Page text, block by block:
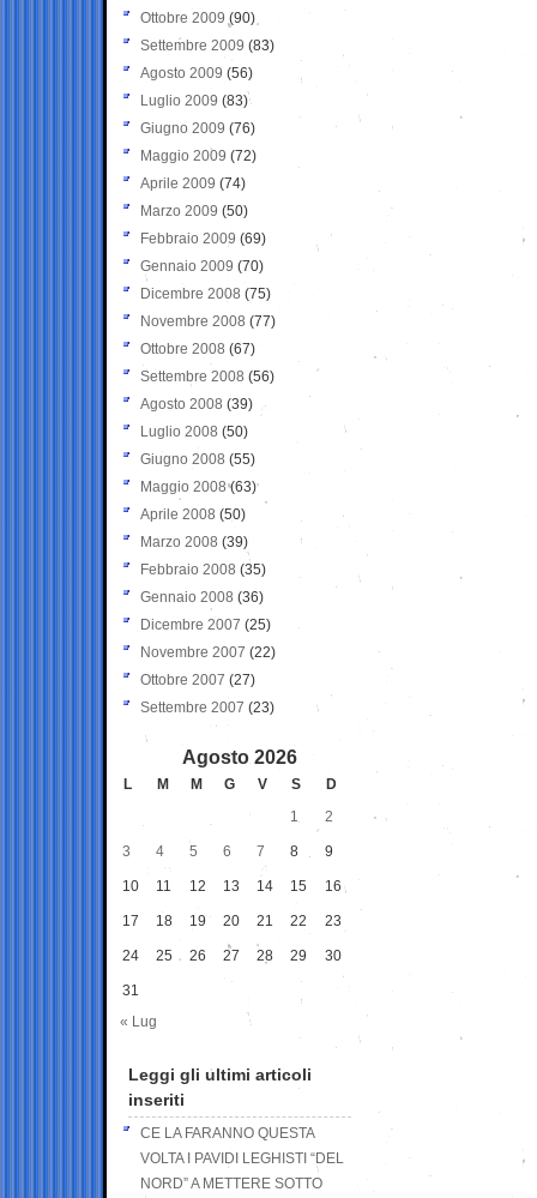
Ottobre 2009 (90)
Settembre 2009 (83)
Agosto 2009 (56)
Luglio 2009 (83)
Giugno 2009 (76)
Maggio 2009 (72)
Aprile 2009 (74)
Marzo 2009 (50)
Febbraio 2009 (69)
Gennaio 2009 (70)
Dicembre 2008 (75)
Novembre 2008 (77)
Ottobre 2008 (67)
Settembre 2008 (56)
Agosto 2008 (39)
Luglio 2008 (50)
Giugno 2008 (55)
Maggio 2008(63)
Aprile 2008 (50)
Marzo 2008 (39)
Febbraio 2008 (35)
Gennaio 2008 (36)
Dicembre 2007 (25)
Novembre 2007 (22)
Ottobre 2007 (27)
Settembre 2007 (23)
Agosto 2026
L M M G V S
D
1
2
3 4 5 6 7 8 9
10 11 12 13 14 15 16
17 18 19 20 21 22 23
24 25 26 27 28 29 30
31
« Lug
Leggi gli ultimi articoli
inseriti
CE LA FARANNO QUESTA
VOLTA I PAVIDI LEGHISTI “DEL
NORD” A METTERE SOTTO